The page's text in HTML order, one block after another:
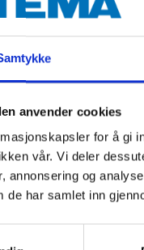
anvender cookies
for å gi
vår. Vi deler
annonsering og
de har samlet inn